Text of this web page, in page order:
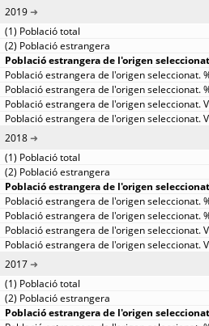
2019
2018
2017